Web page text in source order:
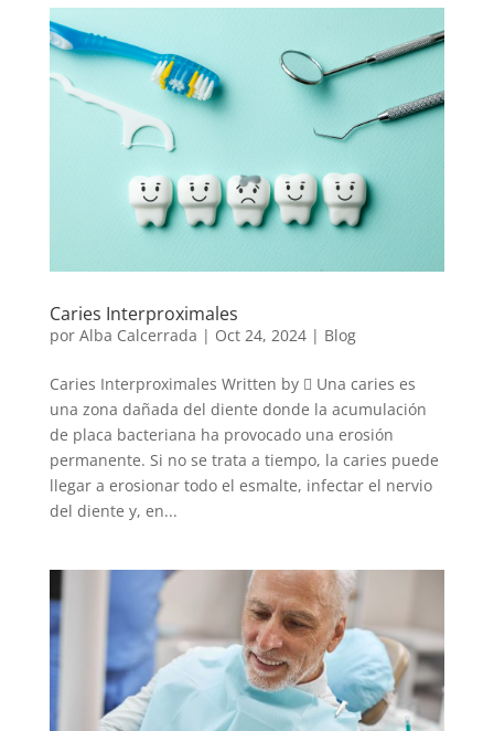
Caries Interproximales
por Alba Calcerrada | Oct 24, 2024| Blog
Caries Interproximales Written by  Una caries es
una zona dañada del diente donde la acumulación
de placa bacteriana ha provocado una erosión
permanente. Si no se trata a tiempo, la caries puede
llegar a erosionar todo el esmalte, infectar el nervio
del diente y, en...